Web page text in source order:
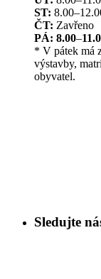
ST:
ČT: Zavřeno
PÁ: 8.00–
* V pátek má
výstavby,
obyvatel.
Sledujte